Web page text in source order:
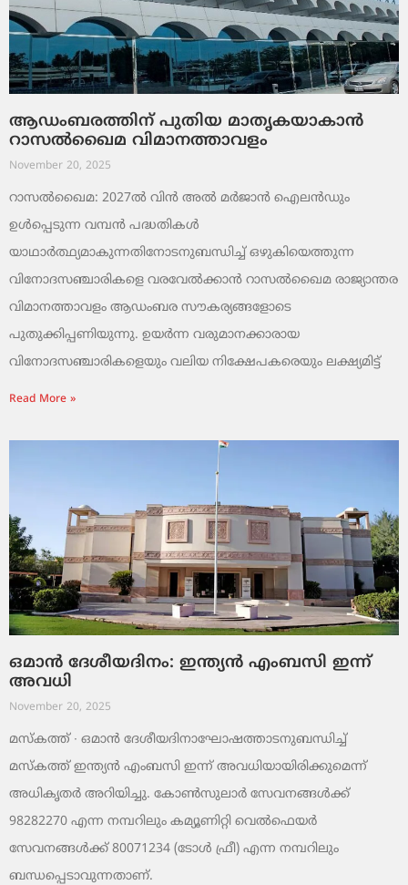
ആഡംബരത്തിന് പുതിയ മാതൃകയാകാൻ
റാസൽഖൈമ വിമാനത്താവളം
November 20, 2025
റാസൽഖൈമ: 2027ൽ വിൻ അൽ മർജാൻ ഐലൻഡും
ഉൾപ്പെടുന്ന വമ്പൻ പദ്ധതികൾ
യാഥാർത്ഥ്യമാകുന്നതിനോടനുബന്ധിച്ച് ഒഴുകിയെത്തുന്ന
വിനോദസഞ്ചാരികളെ വരവേൽക്കാൻ റാസൽഖൈമ രാജ്യാന്തര
വിമാനത്താവളം ആഡംബര സൗകര്യങ്ങളോടെ
പുതുക്കിപ്പണിയുന്നു. ഉയർന്ന വരുമാനക്കാരായ
വിനോദസഞ്ചാരികളെയും വലിയ നിക്ഷേപകരെയും ലക്ഷ്യമിട്ട്
Read More »
ഒമാൻ ദേശീയദിനം: ഇന്ത്യൻ എംബസി ഇന്ന്
അവധി
November 20, 2025
മസ്‌കത്ത് ∙ ഒമാൻ ദേശീയദിനാഘോഷത്താടനുബന്ധിച്ച്
മസ്‌കത്ത് ഇന്ത്യൻ എംബസി ഇന്ന് അവധിയായിരിക്കുമെന്ന്
അധികൃതർ അറിയിച്ചു. കോൺസുലാർ സേവനങ്ങൾക്ക്
98282270 എന്ന നമ്പറിലും കമ്യൂണിറ്റി വെൽഫെയർ
സേവനങ്ങൾക്ക് 80071234 (ടോൾ ഫ്രീ) എന്ന നമ്പറിലും
ബന്ധപ്പെടാവുന്നതാണ്.